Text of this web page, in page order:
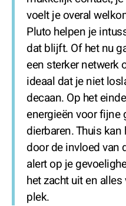
voelt je overal
Pluto helpen je
dat blijft. Of het nu
een sterker netwerk
ideaal dat je niet
decaan. Op het
energieën voor fijne
dierbaren. Thuis
door de invloed van
alert op je
het zacht uit en alles
plek.